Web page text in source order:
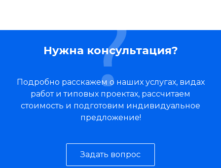
Нужна консультация?
Подробно расскажем о наших услугах, видах
работ и типовых проектах, рассчитаем
стоимость и подготовим индивидуальное
предложение!
Задать вопрос